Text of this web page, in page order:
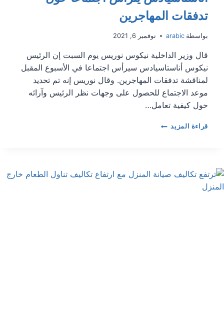
تدفقات المهاجرين
بواسطة arabic نوفمبر 6, 2021
قال وزير الداخلية نيكوس نوريس يوم السبت إن الرئيس
نيكوس أناستاسيادس سيرأس اجتماعا في الأسبوع المقبل
لمناقشة تدفقات المهاجرين. وقال نوريس إنه تم تحديد
موعد الاجتماع للحصول على وجهات نظر الرئيس وآرائه
حول كيفية تعامل…
قراءة المزيدأناستاسيادس
المهاجرين